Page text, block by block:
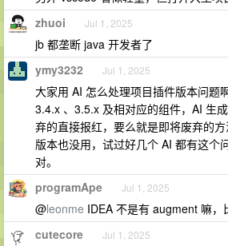
zhuoi Jul 1, 2025
jb 都垄断 java 开发者了
ymy3232 Jul 1, 2025
大家用 AI 怎么处理项目插件版本问题
3.4.x 、3.5.x 及相对应的组件，AI 生
弃的直接报红，要么就是即将废弃的
版本也没用，试过好几个 AI 都有这个
对。
programApe Jul 1, 2025
@leonme IDEA 不是有 augment 嘛，
cutecore Jul 1, 2025